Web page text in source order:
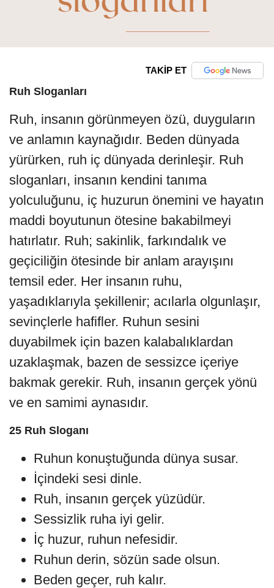
TAKİP ET
Ruh Sloganları
Ruh, insanın görünmeyen özü, duyguların
ve anlamın kaynağıdır. Beden dünyada
yürürken, ruh iç dünyada derinleşir. Ruh
sloganları, insanın kendini tanıma
yolculuğunu, iç huzurun önemini ve hayatın
maddi boyutunun ötesine bakabilmeyi
hatırlatır. Ruh; sakinlik, farkındalık ve
geçiciliğin ötesinde bir anlam arayışını
temsil eder. Her insanın ruhu,
yaşadıklarıyla şekillenir; acılarla olgunlaşır,
sevinçlerle hafifler. Ruhun sesini
duyabilmek için bazen kalabalıklardan
uzaklaşmak, bazen de sessizce içeriye
bakmak gerekir. Ruh, insanın gerçek yönü
ve en samimi aynasıdır.
25 Ruh Sloganı
Ruhun konuştuğunda dünya susar.
İçindeki sesi dinle.
Ruh, insanın gerçek yüzüdür.
Sessizlik ruha iyi gelir.
İç huzur, ruhun nefesidir.
Ruhun derin, sözün sade olsun.
Beden geçer, ruh kalır.